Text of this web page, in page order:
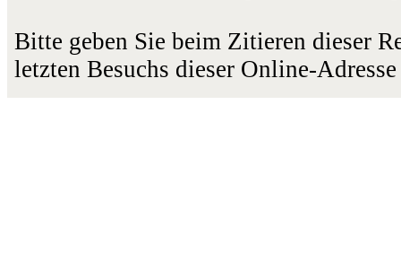
Bitte geben Sie beim Zitieren dieser
letzten Besuchs dieser Online-Adresse